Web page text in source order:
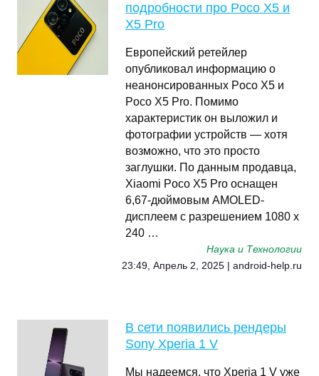
подробности про Poco X5 и
X5 Pro
Европейский ретейлер
опубликовал информацию о
неанонсированных Poco X5 и
Poco X5 Pro. Помимо
характеристик он выложил и
фотографии устройств — хотя
возможно, что это просто
заглушки. По данным продавца,
Xiaomi Poco X5 Pro оснащен
6,67-дюймовым AMOLED-
дисплеем с разрешением 1080 x
240 …
Наука и Технологии
23:49, Апрель 2, 2025 | android-help.ru
В сети появились рендеры
Sony Xperia 1 V
Мы надеемся, что Xperia 1 V уже